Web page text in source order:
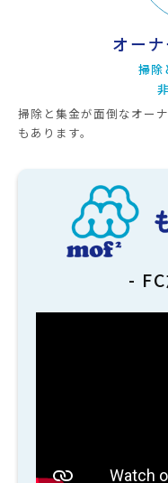
オー
掃除
掃除と集金が面倒なオー
もあります。
-